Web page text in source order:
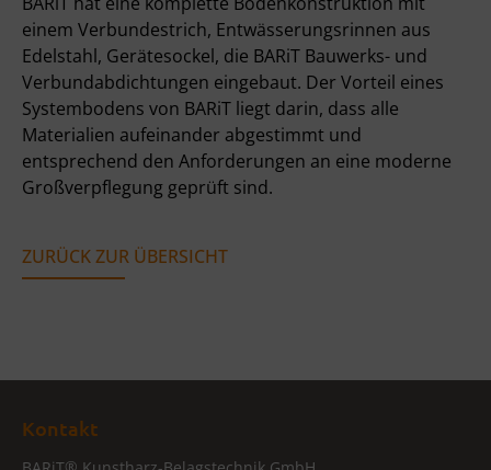
einem Verbundestrich, Entwässerungsrinnen aus
Edelstahl, Gerätesockel, die BARiT Bauwerks- und
Verbundabdichtungen eingebaut. Der Vorteil eines
Systembodens von BARiT liegt darin, dass alle
Materialien aufeinander abgestimmt und
entsprechend den Anforderungen an eine moderne
Großverpflegung geprüft sind.
ZURÜCK ZUR ÜBERSICHT
Kontakt